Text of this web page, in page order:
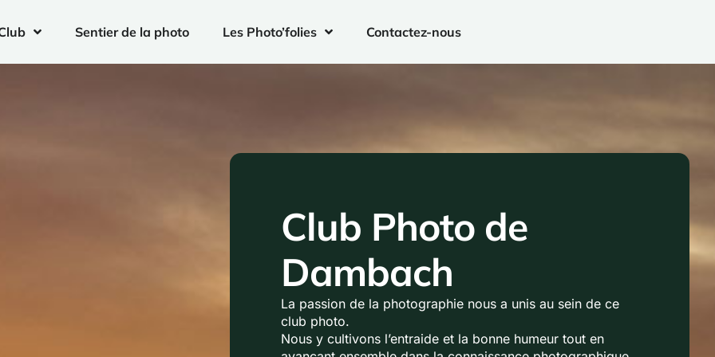
Sentier de la photo Les Photo’folies Contactez-nous
Club Photo de
Dambach
La passion de la photographie nous a unis au sein de ce
club photo.
Nous y cultivons l’entraide et la bonne humeur tout en